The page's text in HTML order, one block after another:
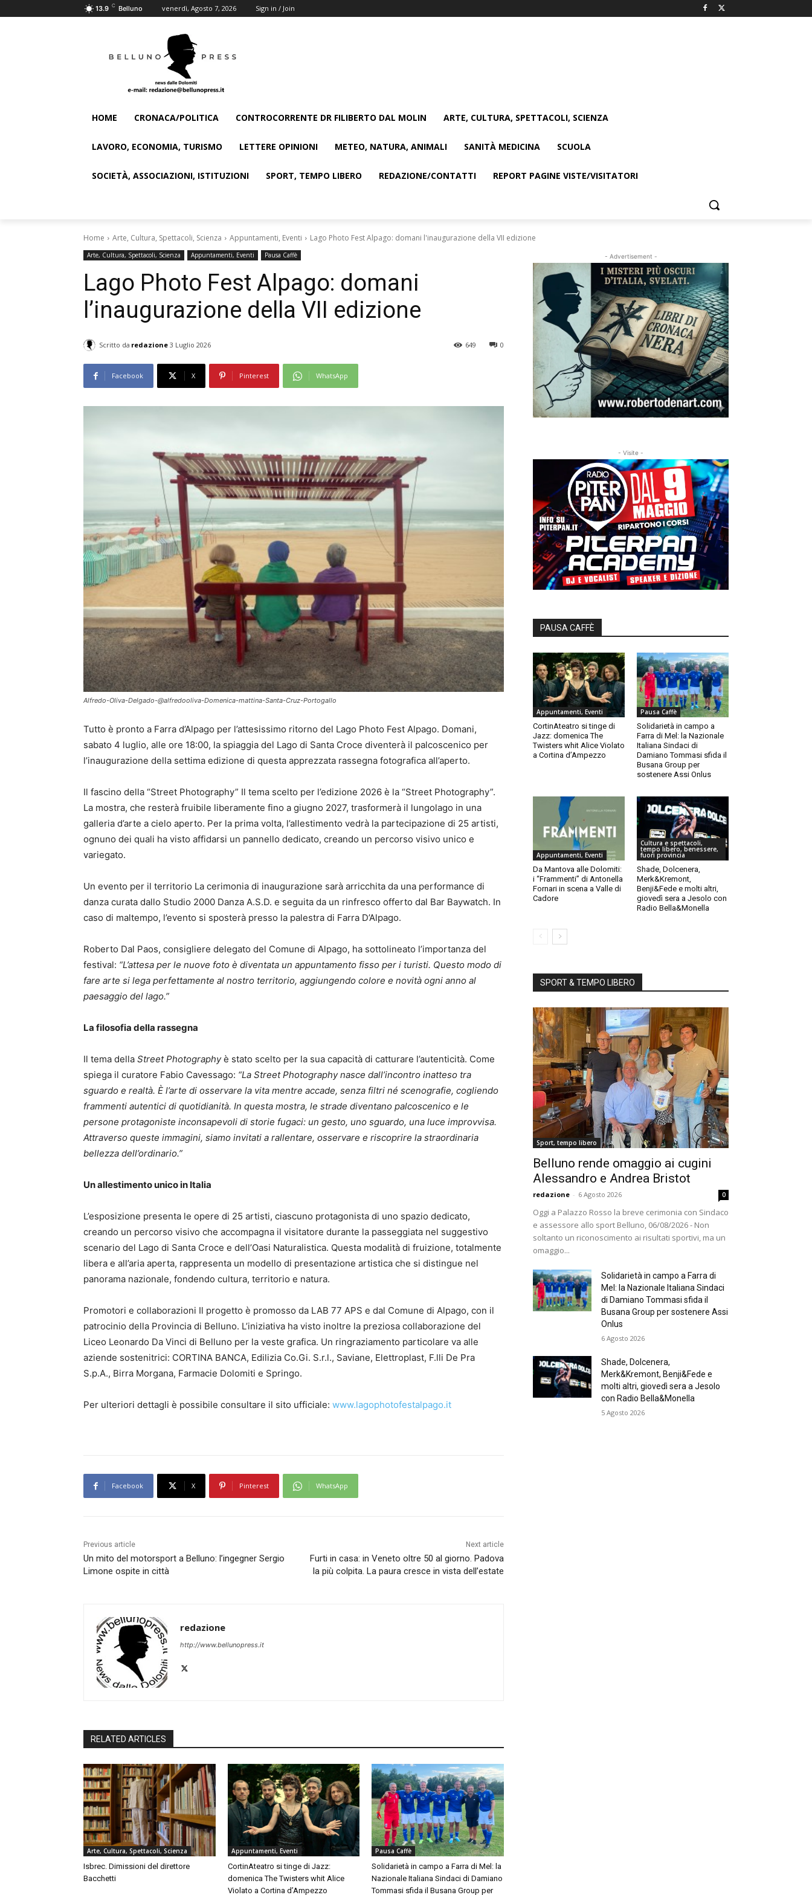
13.9 C Belluno venerdì, Agosto 7, 2026 Sign in / Join
HOME CRONACA/POLITICA CONTROCORRENTE DR FILIBERTO DAL MOLIN ARTE, CULTURA, SPETTACOLI, SCIENZA
LAVORO, ECONOMIA, TURISMO LETTERE OPINIONI METEO, NATURA, ANIMALI SANITÀ MEDICINA SCUOLA
SOCIETÀ, ASSOCIAZIONI, ISTITUZIONI SPORT, TEMPO LIBERO REDAZIONE/CONTATTI REPORT PAGINE VISTE/VISITATORI
Home Arte, Cultura, Spettacoli, Scienza Appuntamenti, Eventi Lago Photo Fest Alpago: domani l'inaugurazione della VII edizione
Arte, Cultura, Spettacoli, Scienza Appuntamenti, Eventi Pausa Caffè
Lago Photo Fest Alpago: domani
l’inaugurazione della VII edizione
Scritto da redazione 3 Luglio 2026 0
649
Facebook X Pinterest WhatsApp
Alfredo-Oliva-Delgado-@alfredooliva-Domenica-mattina-Santa-Cruz-Portogallo
Tutto è pronto a Farra d’Alpago per l’attesissimo ritorno del Lago Photo Fest Alpago. Domani,
sabato 4 luglio, alle ore 18:00, la spiaggia del Lago di Santa Croce diventerà il palcoscenico per
l’inaugurazione della settima edizione di questa apprezzata rassegna fotografica all’aperto.
Il fascino della “Street Photography” Il tema scelto per l’edizione 2026 è la “Street Photography”.
La mostra, che resterà fruibile liberamente fino a giugno 2027, trasformerà il lungolago in una
galleria d’arte a cielo aperto. Per la prima volta, l’allestimento vedrà la partecipazione di 25 artisti,
ognuno dei quali ha visto affidarsi un pannello dedicato, creando un percorso visivo unico e
variegato.
Un evento per il territorio La cerimonia di inaugurazione sarà arricchita da una performance di
danza curata dallo Studio 2000 Danza A.S.D. e seguita da un rinfresco offerto dal Bar Baywatch. In
caso di maltempo, l’evento si sposterà presso la palestra di Farra D’Alpago.
Roberto Dal Paos, consigliere delegato del Comune di Alpago, ha sottolineato l’importanza del
festival: “L’attesa per le nuove foto è diventata un appuntamento fisso per i turisti. Questo modo di
fare arte si lega perfettamente al nostro territorio, aggiungendo colore e novità ogni anno al
paesaggio del lago.”
La filosofia della rassegna
Il tema della Street Photographyè stato scelto per la sua capacità di catturare l’autenticità. Come
spiega il curatore Fabio Cavessago: “La Street Photography nasce dall’incontro inatteso tra
sguardo e realtà. È l’arte di osservare la vita mentre accade, senza filtri né scenografie, cogliendo
frammenti autentici di quotidianità. In questa mostra, le strade diventano palcoscenico e le
persone protagoniste inconsapevoli di storie fugaci: un gesto, uno sguardo, una luce improvvisa.
Attraverso queste immagini, siamo invitati a rallentare, osservare e riscoprire la straordinaria
bellezza dell’ordinario.”
Un allestimento unico in Italia
L’esposizione presenta le opere di 25 artisti, ciascuno protagonista di uno spazio dedicato,
creando un percorso visivo che accompagna il visitatore durante la passeggiata nel suggestivo
scenario del Lago di Santa Croce e dell’Oasi Naturalistica. Questa modalità di fruizione, totalmente
libera e all’aria aperta, rappresenta un modello di presentazione artistica che si distingue nel
panorama nazionale, fondendo cultura, territorio e natura.
Promotori e collaborazioni Il progetto è promosso da LAB 77 APS e dal Comune di Alpago, con il
patrocinio della Provincia di Belluno. L’iniziativa ha visto inoltre la preziosa collaborazione del
Liceo Leonardo Da Vinci di Belluno per la veste grafica. Un ringraziamento particolare va alle
aziende sostenitrici: CORTINA BANCA, Edilizia Co.Gi. S.r.l., Saviane, Elettroplast, F.lli De Pra
S.p.A., Birra Morgana, Farmacie Dolomiti e Springo.
Per ulteriori dettagli è possibile consultare il sito ufficiale: www.lagophotofestalpago.it
Facebook X Pinterest WhatsApp
Previous article
Un mito del motorsport a Belluno: l’ingegner Sergio
Limone ospite in città
Next article
Furti in casa: in Veneto oltre 50 al giorno. Padova
la più colpita. La paura cresce in vista dell’estate
redazione
http://www.bellunopress.it
RELATED ARTICLES
Arte, Cultura, Spettacoli, Scienza
Isbrec. Dimissioni del direttore
Bacchetti
Appuntamenti, Eventi
CortinAteatro si tinge di Jazz:
domenica The Twisters whit Alice
Violato a Cortina d’Ampezzo
Pausa Caffè
Solidarietà in campo a Farra di Mel: la
Nazionale Italiana Sindaci di Damiano
Tommasi sfida il Busana Group per
- Advertisement -
- Visite -
PAUSA CAFFÈ
Appuntamenti, Eventi
CortinAteatro si tinge di
Jazz: domenica The
Twisters whit Alice Violato
a Cortina d’Ampezzo
Pausa Caffè
Solidarietà in campo a
Farra di Mel: la Nazionale
Italiana Sindaci di
Damiano Tommasi sfida il
Busana Group per
sostenere Assi Onlus
Appuntamenti, Eventi
Da Mantova alle Dolomiti:
i “Frammenti” di Antonella
Fornari in scena a Valle di
Cadore
Cultura e spettacoli,
tempo libero, benessere,
fuori provincia
Shade, Dolcenera,
Merk&Kremont,
Benji&Fede e molti altri,
giovedì sera a Jesolo con
Radio Bella&Monella
SPORT & TEMPO LIBERO
Sport, tempo libero
Belluno rende omaggio ai cugini
Alessandro e Andrea Bristot
redazione - 6 Agosto 2026 0
Oggi a Palazzo Rosso la breve cerimonia con Sindaco
e assessore allo sport Belluno, 06/08/2026 - Non
soltanto un riconoscimento ai risultati sportivi, ma un
omaggio...
Solidarietà in campo a Farra di
Mel: la Nazionale Italiana Sindaci
di Damiano Tommasi sfida il
Busana Group per sostenere Assi
Onlus
6 Agosto 2026
Shade, Dolcenera,
Merk&Kremont, Benji&Fede e
molti altri, giovedì sera a Jesolo
con Radio Bella&Monella
5 Agosto 2026